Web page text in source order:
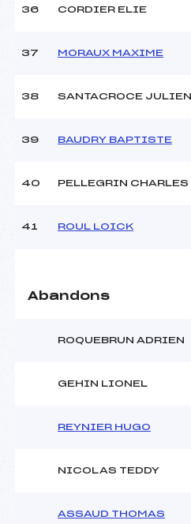
36 CORDIER ELIE
37 MORAUX MAXIME
38 SANTACROCE JULIEN
39 BAUDRY BAPTISTE
40 PELLEGRIN CHARLES
41 ROUL LOICK
Abandons
ROQUEBRUN ADRIEN
GEHIN LIONEL
REYNIER HUGO
NICOLAS TEDDY
ASSAUD THOMAS